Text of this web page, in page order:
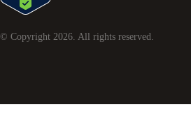
© Copyright 2026 . All rights reserved.